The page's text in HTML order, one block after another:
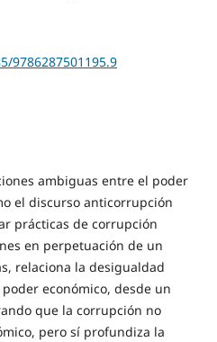
9786287501195.9
ambiguas entre el poder
el discurso anticorrupción
prácticas de corrupción
en perpetuación de un
relaciona la desigualdad
económico, desde un
que la corrupción no
pero sí profundiza la